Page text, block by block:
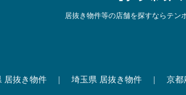
居抜き物件等の店舗を探すならテン
居抜き物件 埼玉県 居抜き物件 京都